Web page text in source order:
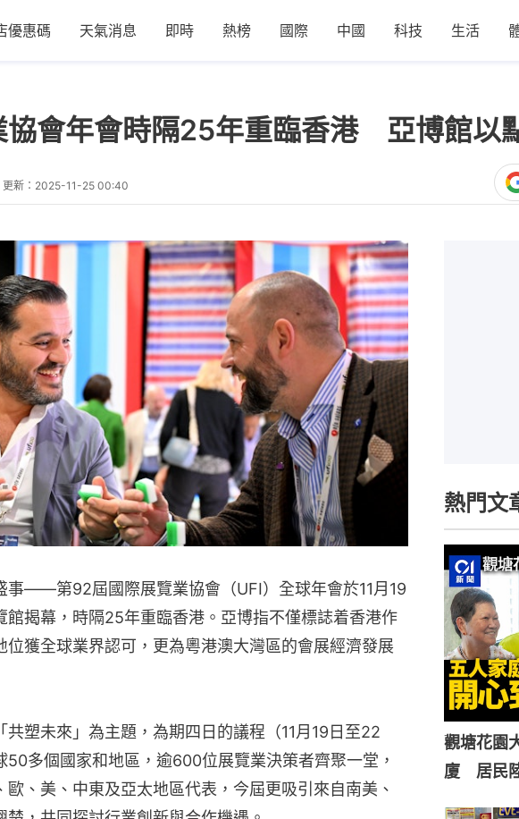
優惠碼 天氣消息 即時 熱榜 國際 中國 科技 生活
協會年會時隔25年重臨香港 亞博館以
更新： 2025-11-25 00:40
事——第92屆國際展覽業協會（UFI）全球年會於11月19
館揭幕，時隔25年重臨香港。亞博指不僅標誌着香港作
位獲全球業界認可，更為粵港澳大灣區的會展經濟發展
共塑未來」為主題，為期四日的議程（11月19日至22
50多個國家和地區，逾600位展覽業決策者齊聚一堂，
歐、美、中東及亞太地區代表，今屆更吸引來自南美、
熱門文
觀塘花園
廈 居民